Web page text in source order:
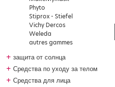
Phyto
Stiprox - Stiefel
Vichy Dercos
Weleda
autres gammes
+ защита от солнца
+ Средства по уходу за телом
+ Средства для лица